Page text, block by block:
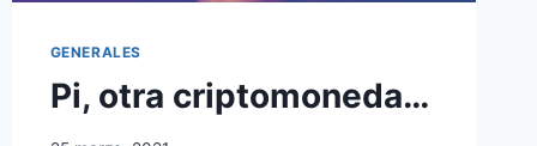
GENERALES
Pi, otra criptomoneda…